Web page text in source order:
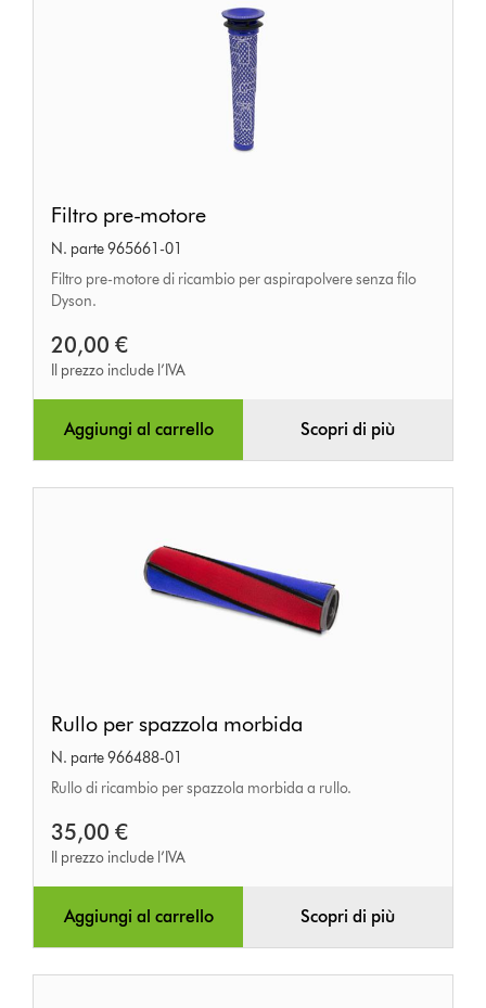
pre-
motore
Filtro pre-motore
N. parte 965661-01
Filtro pre-motore di ricambio per aspirapolvere senza filo
Dyson.
20,00 €
Il prezzo include l’IVA
Aggiungi al carrello Scopri di più
per
spazzola
morbida
Rullo per spazzola morbida
N. parte 966488-01
Rullo di ricambio per spazzola morbida a rullo.
35,00 €
Il prezzo include l’IVA
Aggiungi al carrello Scopri di più